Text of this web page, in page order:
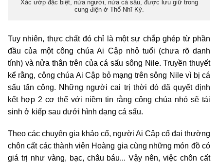
Xác ướp đặc biệt, nửa người, nửa cá sấu, được lưu giữ trong
cung điện ở Thổ Nhĩ Kỳ.
Tuy nhiên, thực chất đó chỉ là một sự chắp ghép từ phần
đầu của một công chúa Ai Cập nhỏ tuổi (chưa rõ danh
tính) và nửa thân trên của cá sấu sông Nile. Truyền thuyết
kể rằng, công chúa Ai Cập bỏ mạng trên sông Nile vì bị cá
sấu tấn công. Những người cai trị thời đó đã quyết định
kết hợp 2 cơ thể với niềm tin rằng công chúa nhỏ sẽ tái
sinh ở kiếp sau dưới hình dạng cá sấu.
Theo các chuyên gia khảo cổ, người Ai Cập cổ đại thường
chôn cất các thành viên Hoàng gia cùng những món đồ có
giá trị như vàng, bạc, châu báu... Vậy nên, việc chôn cất